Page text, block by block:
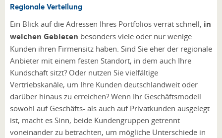
Regionale Verteilung
Ein Blick auf die Adressen Ihres Portfolios verrät schnell, in
welchen Gebieten besonders viele oder nur wenige
Kunden ihren Firmensitz haben. Sind Sie eher der regionale
Anbieter mit einem festen Standort, in dem auch Ihre
Kundschaft sitzt? Oder nutzen Sie vielfältige
Vertriebskanäle, um Ihre Kunden deutschlandweit oder
darüber hinaus zu erreichen? Wenn Ihr Geschäftsmodell
sowohl auf Geschäfts- als auch auf Privatkunden ausgelegt
ist, macht es Sinn, beide Kundengruppen getrennt
voneinander zu betrachten, um mögliche Unterschiede in